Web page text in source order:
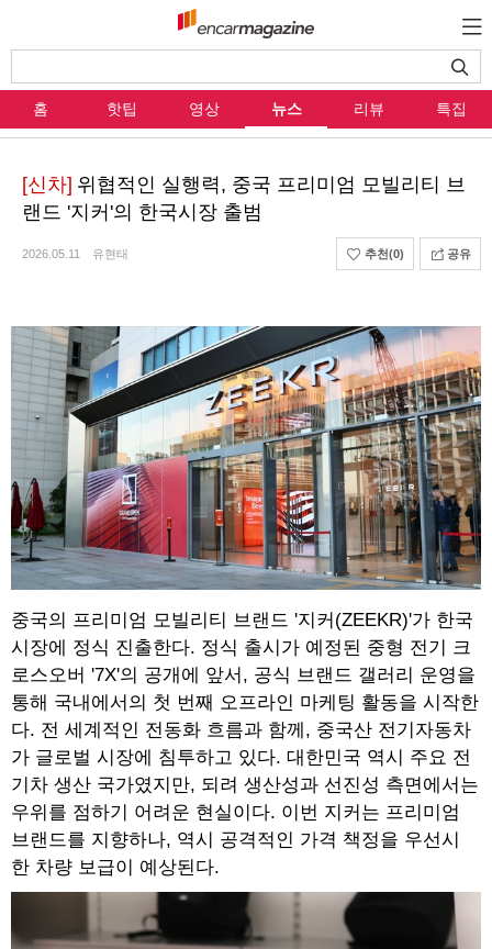
홈 핫팁 영상 뉴스 리뷰 특집
[신차] 위협적인 실행력, 중국 프리미엄 모빌리티 브
랜드 '지커'의 한국시장 출범
2026.05.11 유현태 추천(0) 공유
중국의 프리미엄 모빌리티 브랜드 '지커(ZEEKR)'가 한국
시장에 정식 진출한다. 정식 출시가 예정된 중형 전기 크
로스오버 '7X'의 공개에 앞서, 공식 브랜드 갤러리 운영을
통해 국내에서의 첫 번째 오프라인 마케팅 활동을 시작한
다. 전 세계적인 전동화 흐름과 함께, 중국산 전기자동차
가 글로벌 시장에 침투하고 있다. 대한민국 역시 주요 전
기차 생산 국가였지만, 되려 생산성과 선진성 측면에서는
우위를 점하기 어려운 현실이다. 이번 지커는 프리미엄
브랜드를 지향하나, 역시 공격적인 가격 책정을 우선시
한 차량 보급이 예상된다.